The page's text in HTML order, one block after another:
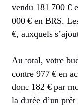
vendu 181 700 €
000 € en BRS.
€, auxquels
Au total, votre
contre 977 € en
donc 182 € par
la durée d’un